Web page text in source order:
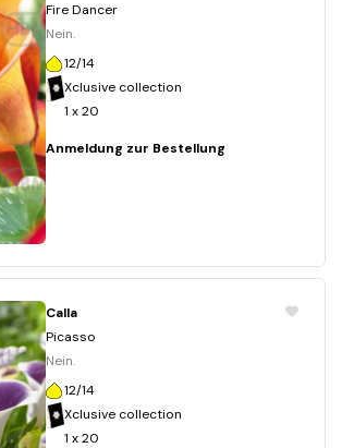
Fire Dancer
Nein.
12/14
Xclusive collection
1 x 20
Anmeldung zur Bestellung
Calla
Picasso
Nein.
12/14
Xclusive collection
1 x 20